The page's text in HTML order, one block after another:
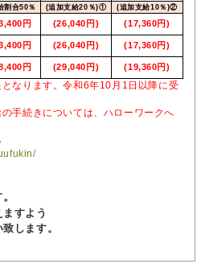
割合50％ (追加支給20％)① (追加支給10％)②
円 (26,040円) (17,360円)
円 (26,040円) (17,360円)
円 (29,040円) (19,360円)
なります。令和6年10月1日以降に受
手続きについては、ハローワークへ
すよう
します。